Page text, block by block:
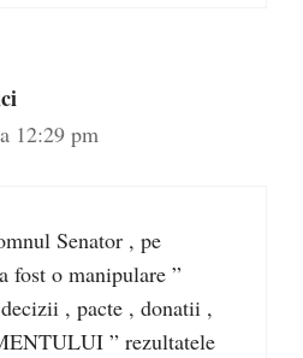
12:29 pm
Senator , pe
fost o manipulare ”
, pacte , donatii ,
” rezultatele